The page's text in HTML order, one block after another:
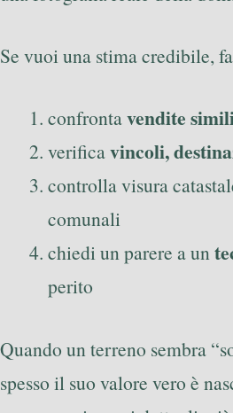
Se vuoi una stima credibile,
confrontavendite
verificavincoli,
controlla visura
comunali
chiedi un parere a un
perito
Quando un terreno sembra
spesso il suo valore vero è